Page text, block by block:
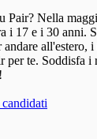
Pair? Nella
i 17 e i 30 anni.
all'estero,
per te. Soddisfa i